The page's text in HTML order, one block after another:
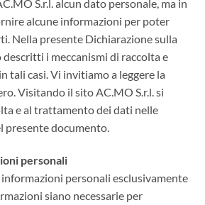
S.r.l. alcun dato personale, ma in
alcune informazioni per poter
Nella presente Dichiarazione sulla
i meccanismi di raccolta e
tali casi. Vi invitiamo a leggere la
Visitando il sito AC.MO S.r.l. si
e al trattamento dei dati nelle
presente documento.
personali
personali esclusivamente
siano necessarie per